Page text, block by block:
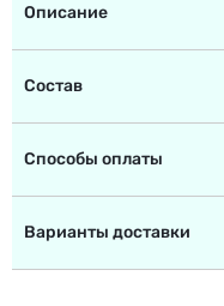
Описание
Состав
Способы оплаты
Варианты доставки